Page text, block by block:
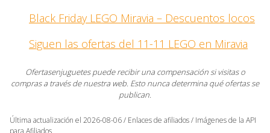
Black Friday LEGO Miravia – Descuentos locos
Siguen las ofertas del 11-11 LEGO en Miravia
Ofertasenjuguetes puede recibir una compensación si visitas o
compras a través de nuestra web. Esto nunca determina qué ofertas se
publican.
Última actualización el 2026-08-06 / Enlaces de afiliados / Imágenes de la API
para Afiliados